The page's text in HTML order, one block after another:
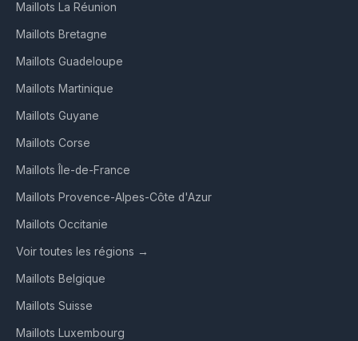
Maillots La Réunion
Maillots Bretagne
Maillots Guadeloupe
Maillots Martinique
Maillots Guyane
Maillots Corse
Maillots Île-de-France
Maillots Provence-Alpes-Côte d'Azur
Maillots Occitanie
Voir toutes les régions →
Maillots Belgique
Maillots Suisse
Maillots Luxembourg